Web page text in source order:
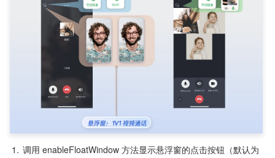
1. 调用 enableFloatWindow 方法显示悬浮窗的点击按钮（默认为